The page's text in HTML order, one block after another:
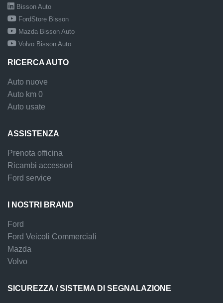
Bisson Auto
FordStore Bisson
Mazda Bisson Auto
Volvo Bisson Auto
RICERCA AUTO
Auto nuove
Auto km 0
Auto usate
ASSISTENZA
Prenota officina
Ricambi accessori
Ford service
I NOSTRI BRAND
Ford
Ford Veicoli Commerciali
Mazda
Volvo
SICUREZZA / SISTEMA DI SEGNALAZIONE